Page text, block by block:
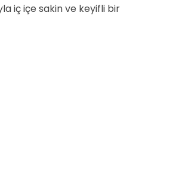
iç içe sakin ve keyifli bir